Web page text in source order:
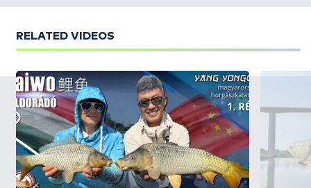
RELATED VIDEOS